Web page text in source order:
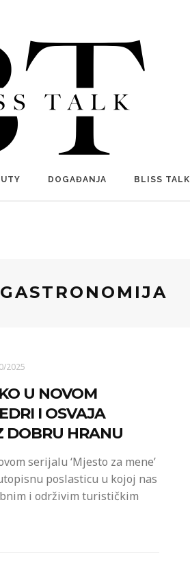
DOGAĐANJA BLISS TALK
2025
U NOVOM
I OSVAJA
DOBRU HRANU
serijalu ‘Mjesto za mene’
poslasticu u kojoj nas
i održivim turističkim